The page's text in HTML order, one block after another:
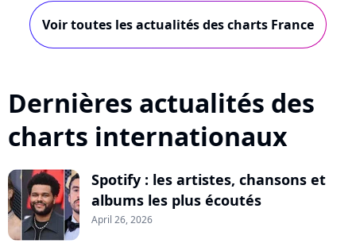
Voir toutes les actualités des charts France
Dernières actualités des
charts internationaux
Spotify : les artistes, chansons et
albums les plus écoutés
April 26, 2026